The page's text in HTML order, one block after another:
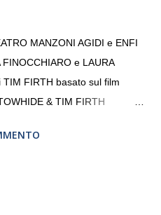
MANZONI AGIDI e ENFI
e LAURA
TIM FIRTH basato sul film
& TIM FIRTH